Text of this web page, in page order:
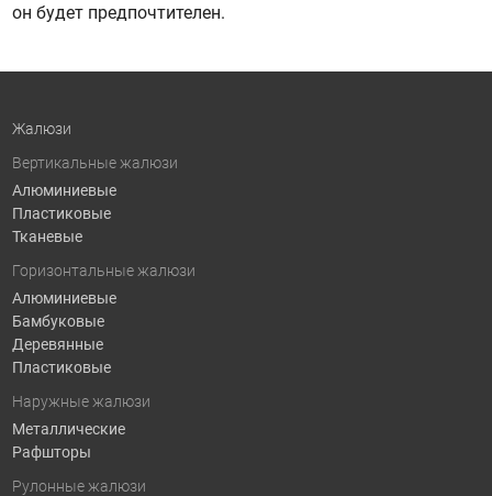
он будет предпочтителен.
Жалюзи
Вертикальные жалюзи
Алюминиевые
Пластиковые
Тканевые
Горизонтальные жалюзи
Алюминиевые
Бамбуковые
Деревянные
Пластиковые
Наружные жалюзи
Металлические
Рафшторы
Рулонные жалюзи